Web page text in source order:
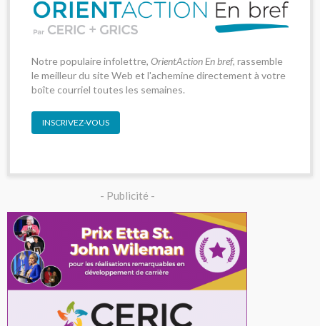
Notre populaire infolettre, OrientAction En bref, rassemble
le meilleur du site Web et l'achemine directement à votre
boîte courriel toutes les semaines.
INSCRIVEZ-VOUS
- Publicité -